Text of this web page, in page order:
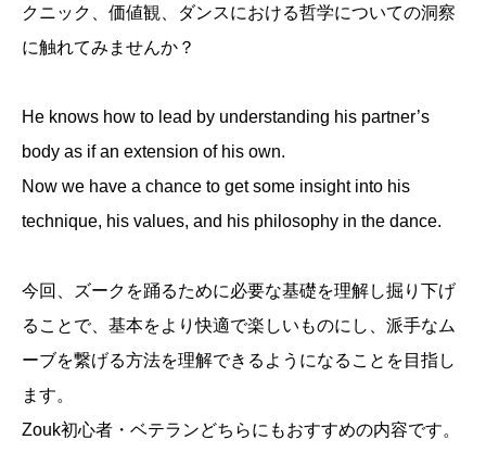
クニック、価値観、ダンスにおける哲学についての洞察
に触れてみませんか？
He knows how to lead by understanding his partner’s
body as if an extension of his own.
Now we have a chance to get some insight into his
technique, his values, and his philosophy in the dance.
今回、ズークを踊るために必要な基礎を理解し掘り下げ
ることで、基本をより快適で楽しいものにし、派手なム
ーブを繋げる方法を理解できるようになることを目指し
ます。
Zouk初心者・ベテランどちらにもおすすめの内容です。